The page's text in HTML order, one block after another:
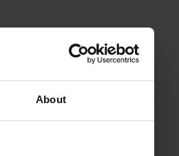
About